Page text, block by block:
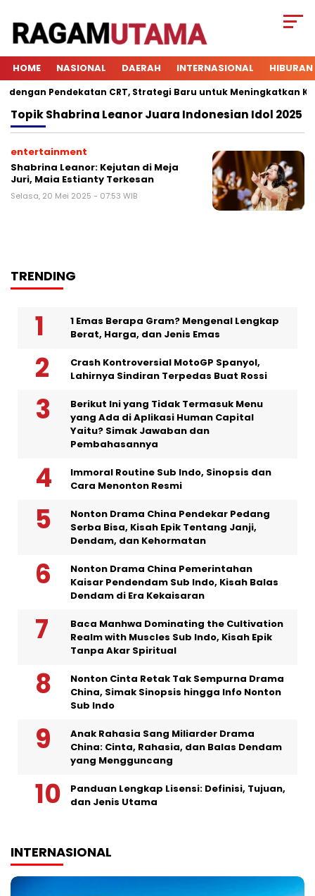
HOME NASIONAL DAERAH INTERNASIONAL HIBURAN
Pendekatan CRT, Strategi Baru untuk Meningkatkan
TopikShabrina Leanor Juara Indonesian Idol 2025
entertainment
Shabrina Leanor: Kejutan di Meja
Juri, Maia Estianty Terkesan
Selasa, 20 Mei 2025 - 07:53 WIB
TRENDING
1 Emas Berapa Gram? Mengenal Lengkap
Berat, Harga, dan Jenis Emas
Crash Kontroversial MotoGP Spanyol,
Lahirnya Sindiran Terpedas Buat Rossi
Berikut Ini yang Tidak Termasuk Menu
yang Ada di Aplikasi Human Capital
Yaitu? Simak Jawaban dan
Pembahasannya
Immoral Routine Sub Indo, Sinopsis dan
Cara Menonton Resmi
Nonton Drama China Pendekar Pedang
Serba Bisa, Kisah Epik Tentang Janji,
Dendam, dan Kehormatan
Nonton Drama China Pemerintahan
Kaisar Pendendam Sub Indo, Kisah Balas
Dendam di Era Kekaisaran
Baca Manhwa Dominating the Cultivation
Realm with Muscles Sub Indo, Kisah Epik
Tanpa Akar Spiritual
Nonton Cinta Retak Tak Sempurna Drama
China, Simak Sinopsis hingga Info Nonton
Sub Indo
Anak Rahasia Sang Miliarder Drama
China: Cinta, Rahasia, dan Balas Dendam
yang Mengguncang
Panduan Lengkap Lisensi: Definisi, Tujuan,
dan Jenis Utama
INTERNASIONAL